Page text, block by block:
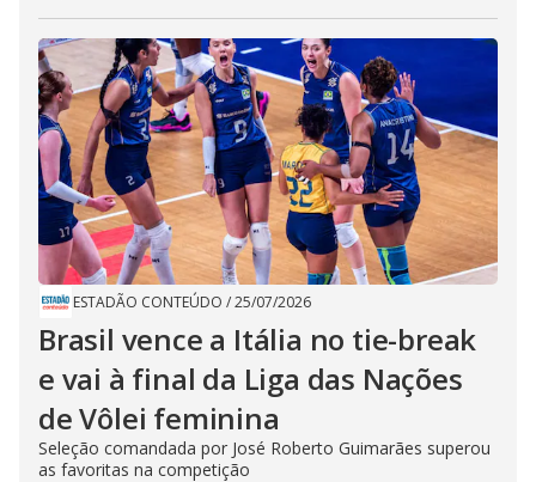
ESTADÃO CONTEÚDO /25/07/2026
Brasil vence a Itália no tie-break
e vai à final da Liga das Nações
de Vôlei feminina
Seleção comandada por José Roberto Guimarães superou
as favoritas na competição